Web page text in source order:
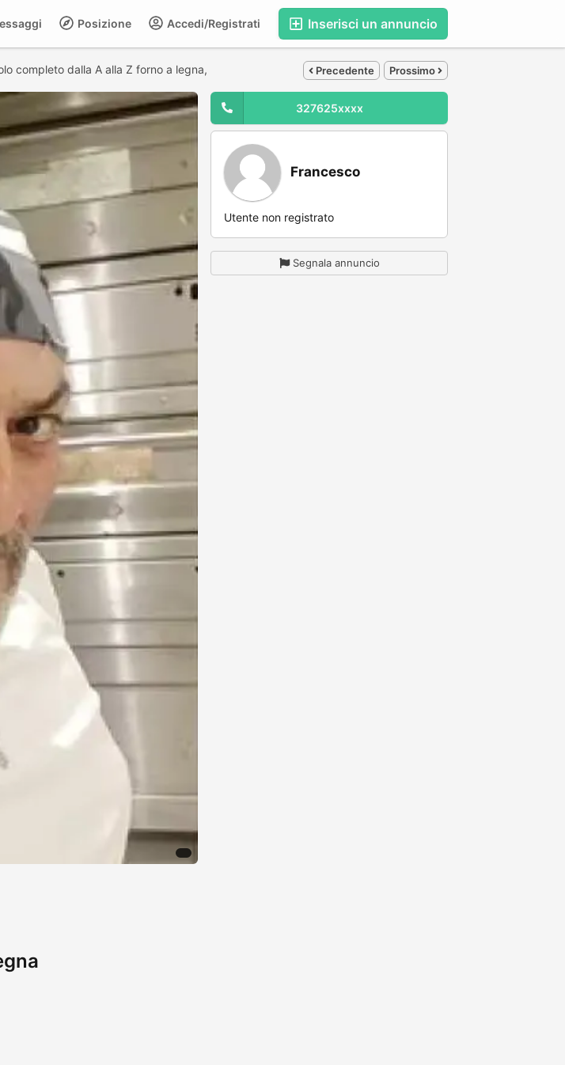
Inserisci un annuncio
Accedi/Registrati
Posizione
completo dalla A alla Z forno a legna, Precedente Prossimo
327625xxxx
Francesco
Utente non registrato
Segnala annuncio